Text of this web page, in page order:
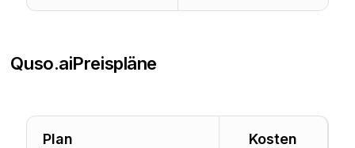
Quso.aiPreispläne
Plan Kosten